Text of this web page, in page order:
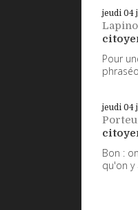
jeudi 04
Pour
jeudi 04
Bon :
qu'on y